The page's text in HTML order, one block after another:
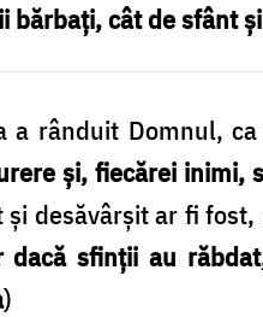
cât de sfânt
a rânduit Domnul,
și, fiecărei inimi,
desăvârșit ar fi
dacă sfinții au
)